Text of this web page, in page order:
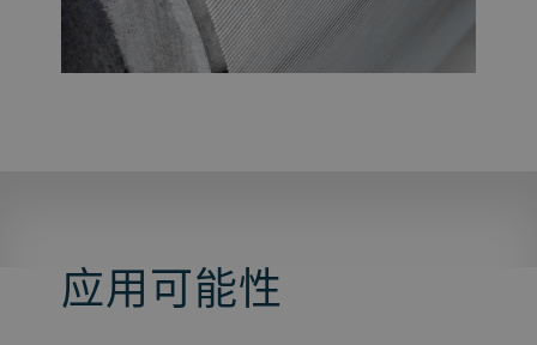
应用可能性